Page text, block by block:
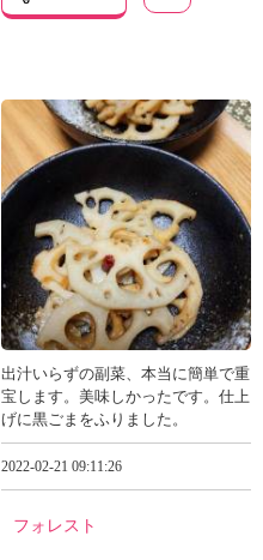
出汁いらずの副菜、本当に簡単で重
宝します。美味しかったです。仕上
げに黒ごまをふりました。
2022-02-21 09:11:26
フォレスト